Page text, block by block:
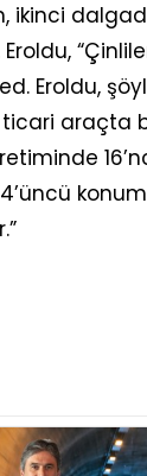
ikinci
Eroldu,
ticari